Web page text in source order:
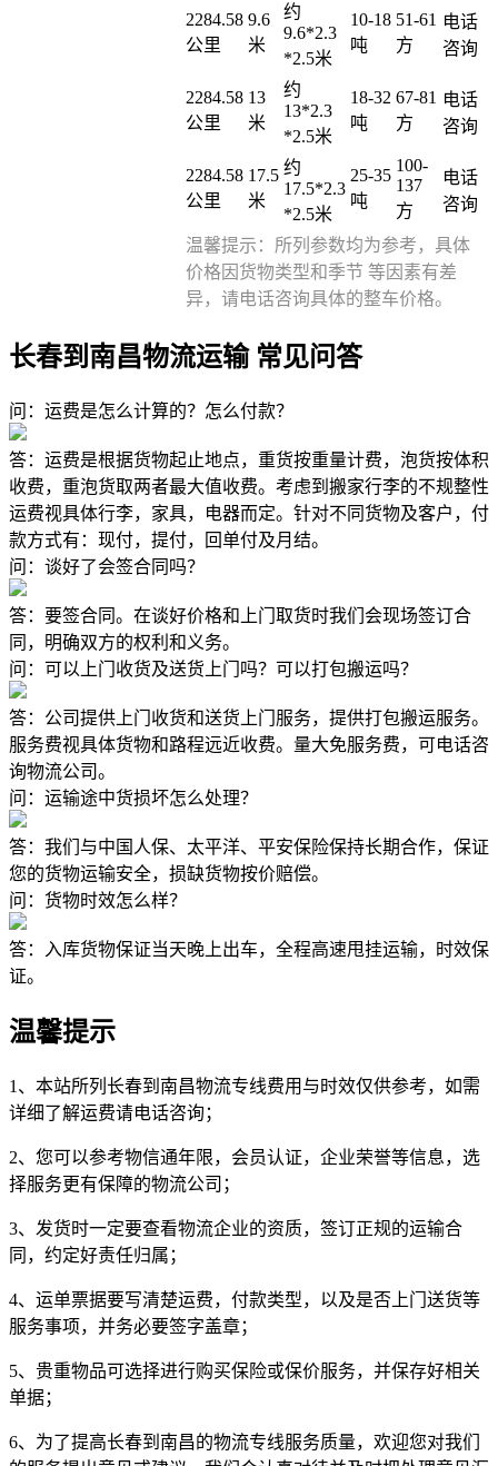
2284.58
公里
9.6
米
约
9.6*2.3
*2.5米
10-18
吨
51-61
方
电话
咨询
2284.58
公里
13
米
约
13*2.3
*2.5米
18-32
吨
67-81
方
电话
咨询
2284.58
公里
17.5
米
约
17.5*2.3
*2.5米
25-35
吨
100-
137
方
电话
咨询
温馨提示：所列参数均为参考，具体
价格因货物类型和季节 等因素有差
异，请电话咨询具体的整车价格。
长春到南昌物流运输 常见问答
问：运费是怎么计算的？怎么付款？
答：运费是根据货物起止地点，重货按重量计费，泡货按体积
收费，重泡货取两者最大值收费。考虑到搬家行李的不规整性
运费视具体行李，家具，电器而定。针对不同货物及客户，付
款方式有：现付，提付，回单付及月结。
问：谈好了会签合同吗？
答：要签合同。在谈好价格和上门取货时我们会现场签订合
同，明确双方的权利和义务。
问：可以上门收货及送货上门吗？可以打包搬运吗？
答：公司提供上门收货和送货上门服务，提供打包搬运服务。
服务费视具体货物和路程远近收费。量大免服务费，可电话咨
询物流公司。
问：运输途中货损坏怎么处理？
答：我们与中国人保、太平洋、平安保险保持长期合作，保证
您的货物运输安全，损缺货物按价赔偿。
问：货物时效怎么样？
答：入库货物保证当天晚上出车，全程高速甩挂运输，时效保
证。
温馨提示
1、本站所列长春到南昌物流专线费用与时效仅供参考，如需
详细了解运费请电话咨询；
2、您可以参考物信通年限，会员认证，企业荣誉等信息，选
择服务更有保障的物流公司；
3、发货时一定要查看物流企业的资质，签订正规的运输合
同，约定好责任归属；
4、运单票据要写清楚运费，付款类型，以及是否上门送货等
服务事项，并务必要签字盖章；
5、贵重物品可选择进行购买保险或保价服务，并保存好相关
单据；
6、为了提高长春到南昌的物流专线服务质量，欢迎您对我们